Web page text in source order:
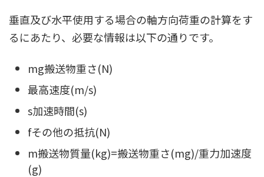
垂直及び水平使用する場合の軸方向荷重の計算をす
るにあたり、必要な情報は以下の通りです。
mg搬送物重さ(N)
最高速度(m/s)
s加速時間(s)
fその他の抵抗(N)
m搬送物質量(kg)=搬送物重さ(mg)/重力加速度
(g)